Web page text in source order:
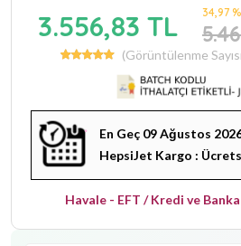
3.556,83 TL 34,97
(Görüntülenme
En Geç 09 Ağustos
HepsiJet Kargo :
Havale - EFT / Kredi ve